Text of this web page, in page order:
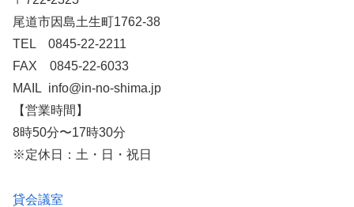
尾道市因島土生町1762-38
TEL 0845-22-2211
FAX 0845-22-6033
MAIL info@in-no-shima.jp
【営業時間】
8時50分〜17時30分
※定休日：土・日・祝日
貸会議室